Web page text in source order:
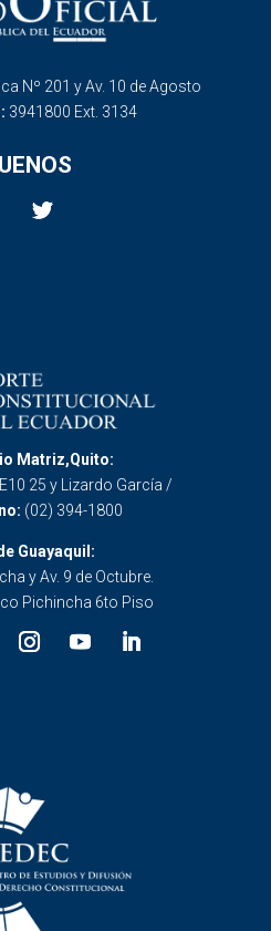
Nº 201 y Av. 10 de Agosto
3941800 Ext. 3134
Matriz,Quito:
25 y Lizardo García /
(02) 394-1800
Guayaquil:
y Av. 9 de Octubre.
Pichincha 6to Piso